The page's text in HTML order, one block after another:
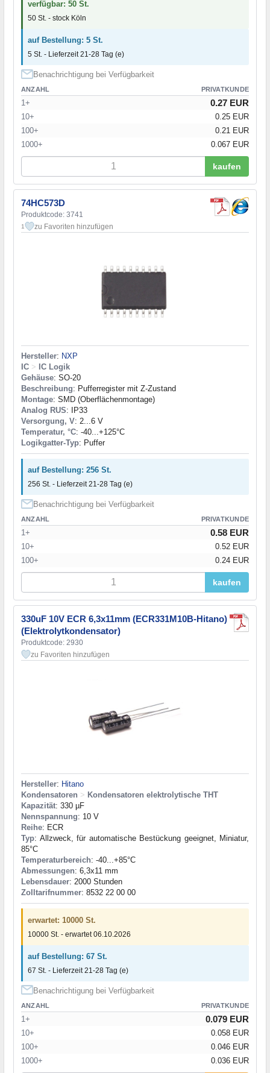
verfügbar: 50 St.
50 St. - stock Köln
auf Bestellung: 5 St.
5 St. - Lieferzeit 21-28 Tag (e)
Benachrichtigung bei Verfügbarkeit
ANZAHL PRIVATKUNDE
1+ 0.27 EUR
10+
0.25 EUR
100+
0.21 EUR
1000+
0.067 EUR
kaufen
74HC573D
Produktcode: 3741
1 zu Favoriten hinzufügen
Hersteller: NXP
IC > IC Logik
Gehäuse: SO-20
Beschreibung: Pufferregister mit Z-Zustand
Montage: SMD (Oberflächenmontage)
Analog RUS: ІР33
Versorgung, V: 2...6 V
Temperatur, °C: -40...+125°C
Logikgatter-Typ: Puffer
auf Bestellung: 256 St.
256 St. - Lieferzeit 21-28 Tag (e)
Benachrichtigung bei Verfügbarkeit
ANZAHL PRIVATKUNDE
1+ 0.58 EUR
10+
0.52 EUR
100+
0.24 EUR
kaufen
330uF 10V ECR 6,3x11mm (ECR331M10B-Hitano)
(Elektrolytkondensator)
Produktcode: 2930
zu Favoriten hinzufügen
Hersteller: Hitano
Kondensatoren > Kondensatoren elektrolytische THT
Kapazität: 330 µF
Nennspannung: 10 V
Reihe: ECR
Typ: Allzweck, für automatische Bestückung geeignet, Miniatur,
85°C
Temperaturbereich: -40...+85°C
Abmessungen: 6,3x11 mm
Lebensdauer: 2000 Stunden
Zolltarifnummer: 8532 22 00 00
erwartet: 10000 St.
10000 St. - erwartet 06.10.2026
auf Bestellung: 67 St.
67 St. - Lieferzeit 21-28 Tag (e)
Benachrichtigung bei Verfügbarkeit
ANZAHL PRIVATKUNDE
1+ 0.079 EUR
10+
0.058 EUR
100+
0.046 EUR
1000+
0.036 EUR